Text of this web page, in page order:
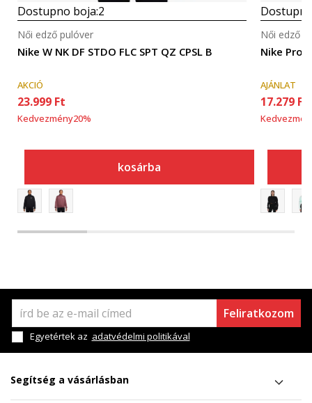
Dostupno boja:2
Nike W NK DF STDO FLC SPT QZ CPSL B
Női edző pulóver
AKCIÓ
23.999 Ft
Kedvezmény20%
kosárba
Nike Pro
Női edző
AJÁNLAT
17.279 Ft
Feliratkozom
Egyetértek az adatvédelmi politikával
Segítség a vásárlásban